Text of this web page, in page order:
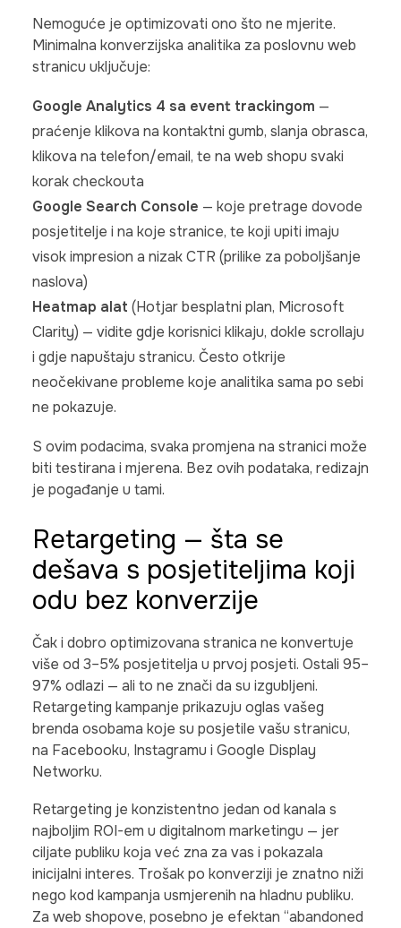
Nemoguće je optimizovati ono što ne mjerite.
Minimalna konverzijska analitika za poslovnu web
stranicu uključuje:
Google Analytics 4 sa event trackingom —
praćenje klikova na kontaktni gumb, slanja obrasca,
klikova na telefon/email, te na web shopu svaki
korak checkoutа
Google Search Console — koje pretrage dovode
posjetitelje i na koje stranice, te koji upiti imaju
visok impresion a nizak CTR (prilike za poboljšanje
naslova)
Heatmap alat (Hotjar besplatni plan, Microsoft
Clarity) — vidite gdje korisnici klikaju, dokle scrollaju
i gdje napuštaju stranicu. Često otkrije
neočekivane probleme koje analitika sama po sebi
ne pokazuje.
S ovim podacima, svaka promjena na stranici može
biti testirana i mjerena. Bez ovih podataka, redizajn
je pogađanje u tami.
Retargeting — šta se
dešava s posjetiteljima koji
odu bez konverzije
Čak i dobro optimizovana stranica ne konvertuje
više od 3–5% posjetitelja u prvoj posjeti. Ostali 95–
97% odlazi — ali to ne znači da su izgubljeni.
Retargeting kampanje prikazuju oglas vašeg
brenda osobama koje su posjetile vašu stranicu,
na Facebooku, Instagramu i Google Display
Networku.
Retargeting je konzistentno jedan od kanala s
najboljim ROI-em u digitalnom marketingu — jer
ciljate publiku koja već zna za vas i pokazala
inicijalni interes. Trošak po konverziji je znatno niži
nego kod kampanja usmjerenih na hladnu publiku.
Za web shopove, posebno je efektan “abandoned